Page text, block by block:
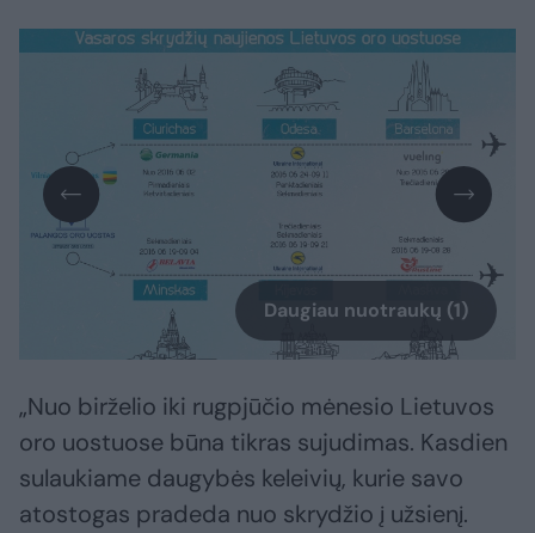
Daugiau nuotraukų (1)
„Nuo birželio iki rugpjūčio mėnesio Lietuvos
oro uostuose būna tikras sujudimas. Kasdien
sulaukiame daugybės keleivių, kurie savo
atostogas pradeda nuo skrydžio į užsienį.